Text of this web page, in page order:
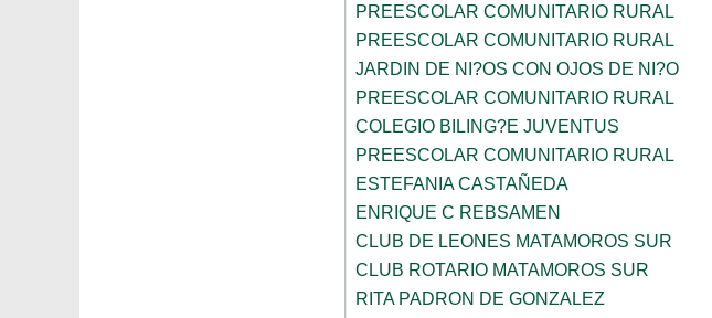
PREESCOLAR COMUNITARIO RURAL
PREESCOLAR COMUNITARIO RURAL
JARDIN DE NI?OS CON OJOS DE NI?O
PREESCOLAR COMUNITARIO RURAL
COLEGIO BILING?E JUVENTUS
PREESCOLAR COMUNITARIO RURAL
ESTEFANIA CASTAÑEDA
ENRIQUE C REBSAMEN
CLUB DE LEONES MATAMOROS SUR
CLUB ROTARIO MATAMOROS SUR
RITA PADRON DE GONZALEZ